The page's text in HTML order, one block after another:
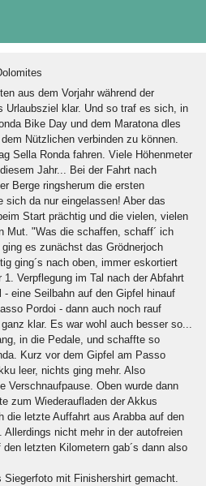
aus dem Vorjahr während der
Urlaubsziel klar. Und so traf es sich, in
Bike Day und dem Maratona dles
Nützlichen verbinden zu können.
Sella Ronda fahren. Viele Höhenmeter
Jahr... Bei der Fahrt nach
Berge ringsherum die ersten
sich da nur eingelassen! Aber das
Start prächtig und die vielen, vielen
Mut. "Was die schaffen, schaff´ ich
es zunächst das Grödnerjoch
ging´s nach oben, immer eskortiert
Verpflegung im Tal nach der Abfahrt
eine Seilbahn auf den Gipfel hinauf
Pordoi - dann auch noch rauf
klar. Es war wohl auch besser so...
in die Pedale, und schaffte so
Kurz vor dem Gipfel am Passo
leer, nichts ging mehr. Also
Verschnaufpause. Oben wurde dann
zum Wiederaufladen der Akkus
die letzte Auffahrt aus Arabba auf den
nicht mehr in der autofreien
letzten Kilometern gab´s dann also
Siegerfoto mit Finishershirt gemacht.